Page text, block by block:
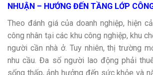
NHUẬN – HƯỚNG ĐẾN TẦNG LỚP
Theo đánh giá của doanh nghiệp, hiện
công nhân tại các khu công nghiệp, khu
người cần nhà ở. Tuy nhiên, thị trường
nhu cầu. Đa số người lao động phải
sống thấp, ảnh hưởng đến sức khỏe và